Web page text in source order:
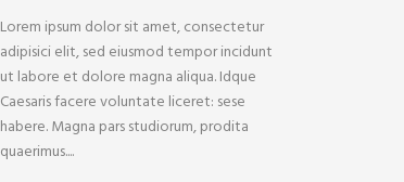
Lorem ipsum dolor sit amet, consectetur
adipisici elit, sed eiusmod tempor incidunt
ut labore et dolore magna aliqua. Idque
Caesaris facere voluntate liceret: sese
habere. Magna pars studiorum, prodita
quaerimus....